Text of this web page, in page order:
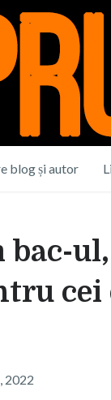
blog și autor
bac-
cei
2022